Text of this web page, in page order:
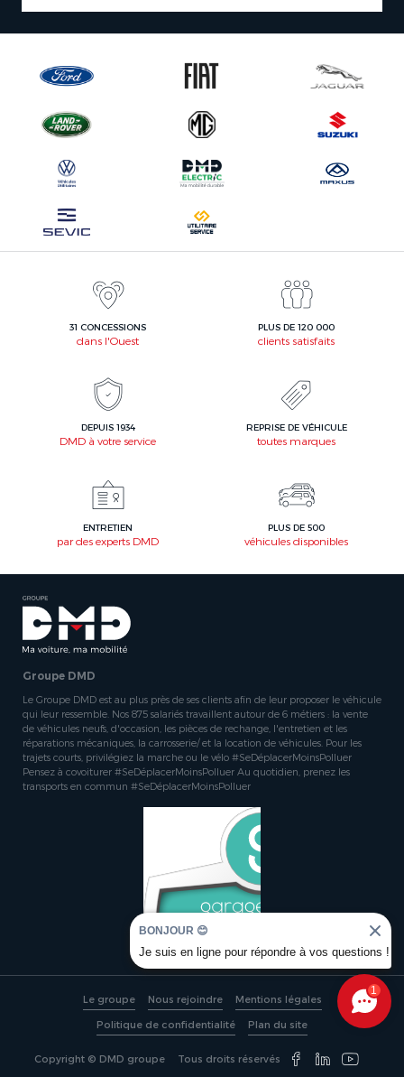
31 CONCESSIONS
dans l'Ouest
PLUS DE 120 000
clients satisfaits
DEPUIS 1934
DMD à votre service
REPRISE DE VÉHICULE
toutes marques
ENTRETIEN
par des experts DMD
PLUS DE 500
véhicules disponibles
Groupe DMD
Le Groupe DMD est au plus près de ses clients afin de leur proposer le véhicule
qui leur ressemble. Nos 875 salariés travaillent autour de 6 métiers : la vente
de véhicules neufs, d'occasion, les pièces de rechange, l'entretien et les
réparations mécaniques, la carrosserie/ et la location de véhicules. Pour les
trajets courts, privilégiez la marche ou le vélo #SeDéplacerMoinsPolluer
Pensez à covoiturer #SeDéplacerMoinsPolluer Au quotidien, prenez les
transports en commun #SeDéplacerMoinsPolluer
Le groupe Nous rejoindre Mentions légales
Politique de confidentialité Plan du site
Copyright © DMD groupe Tous droits réservés
1
BONJOUR 😊
Je suis en ligne pour répondre à vos questions !